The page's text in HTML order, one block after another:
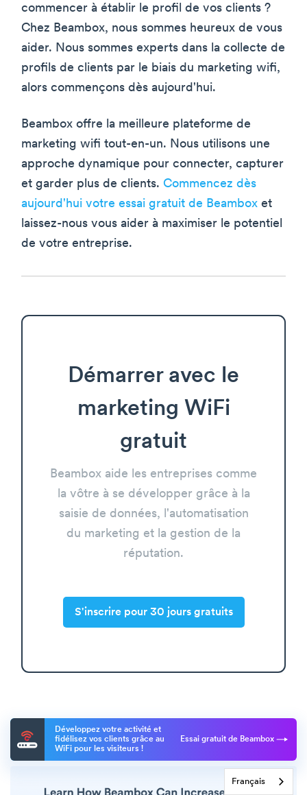
commencer à établir le profil de vos clients ?
Chez Beambox, nous sommes heureux de vous
aider. Nous sommes experts dans la collecte de
profils de clients par le biais du marketing wifi,
alors commençons dès aujourd'hui.
Beambox offre la meilleure plateforme de
marketing wifi tout-en-un. Nous utilisons une
approche dynamique pour connecter, capturer
et garder plus de clients. Commencez dès
aujourd'hui votre essai gratuit de Beambox et
laissez-nous vous aider à maximiser le potentiel
de votre entreprise.
Démarrer avec le
marketing WiFi
gratuit
Beambox aide les entreprises comme
la vôtre à se développer grâce à la
saisie de données, l'automatisation
du marketing et la gestion de la
réputation.
S'inscrire pour 30 jours gratuits
Développez votre activité et
fidélisez vos clients grâce au
WiFi pour les visiteurs !
Essai gratuit de Beambox
Français